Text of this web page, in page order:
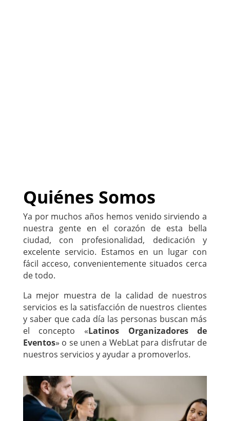
Quiénes Somos
Ya por muchos años hemos venido sirviendo a
nuestra gente en el corazón de esta bella
ciudad, con profesionalidad, dedicación y
excelente servicio. Estamos en un lugar con
fácil acceso, convenientemente situados cerca
de todo.
La mejor muestra de la calidad de nuestros
servicios es la satisfacción de nuestros clientes
y saber que cada día las personas buscan más
el concepto «Latinos Organizadores de
Eventos» o se unen a WebLat para disfrutar de
nuestros servicios y ayudar a promoverlos.